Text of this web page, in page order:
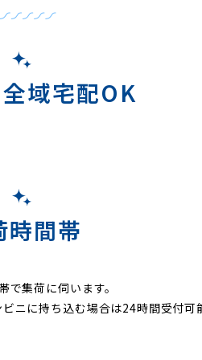
域宅配OK
時間帯
で集荷に伺います。
ニに持ち込む場合は24時間受付可